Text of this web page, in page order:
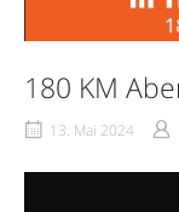
180 KM
13. Mai 2024